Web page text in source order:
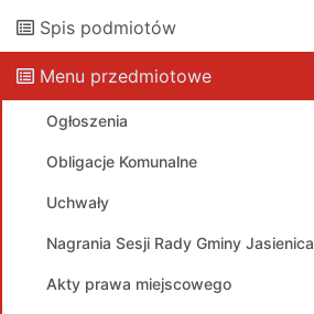
Spis podmiotów
Menu przedmiotowe
Ogłoszenia
Obligacje Komunalne
Uchwały
Nagrania Sesji Rady Gminy Jasienica
Akty prawa miejscowego